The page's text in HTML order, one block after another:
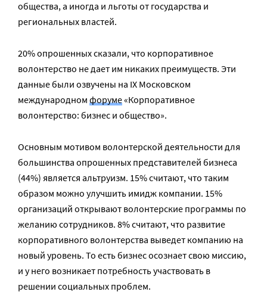
общества, а иногда и льготы от государства и
региональных властей.
20% опрошенных сказали, что корпоративное
волонтерство не дает им никаких преимуществ. Эти
данные были озвучены на IX Московском
международном форуме«Корпоративное
волонтерство: бизнес и общество».
Основным мотивом волонтерской деятельности для
большинства опрошенных представителей бизнеса
(44%) является альтруизм. 15% считают, что таким
образом можно улучшить имидж компании. 15%
организаций открывают волонтерские программы по
желанию сотрудников. 8% считают, что развитие
корпоративного волонтерства выведет компанию на
новый уровень. То есть бизнес осознает свою миссию,
и у него возникает потребность участвовать в
решении социальных проблем.